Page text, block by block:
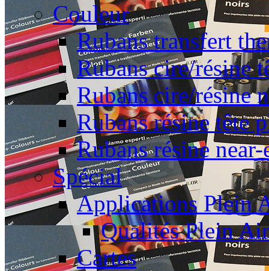
Couleur
Rubans transfert
Rubans cire/résine
Rubans cire/résine
Rubans résine tête
Rubans résine near-
Spécial
Applications Plein
Qualités Plein Air
Cartes